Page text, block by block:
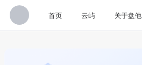
首页 云屿 关于盘他